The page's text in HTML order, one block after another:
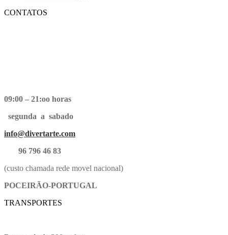
CONTATOS
09:00 – 21:oo horas
segunda a sabado
info@divertarte.com
96 796 46 83
(custo chamada rede movel nacional)
POCEIRÃO-PORTUGAL
TRANSPORTES